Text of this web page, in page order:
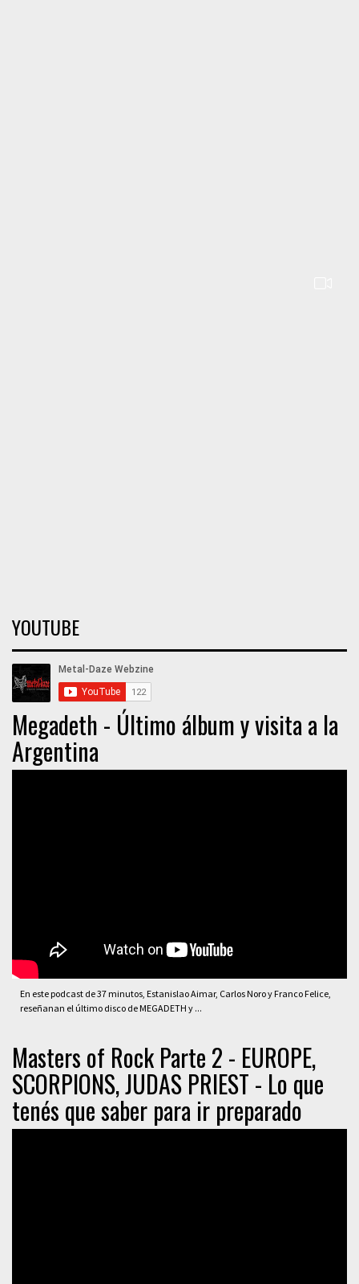
YOUTUBE
Megadeth - Último álbum y visita a la
Argentina
En este podcast de 37 minutos, Estanislao Aimar, Carlos Noro y Franco Felice,
reseñanan el último disco de MEGADETH y ...
Masters of Rock Parte 2 - EUROPE,
SCORPIONS, JUDAS PRIEST - Lo que
tenés que saber para ir preparado